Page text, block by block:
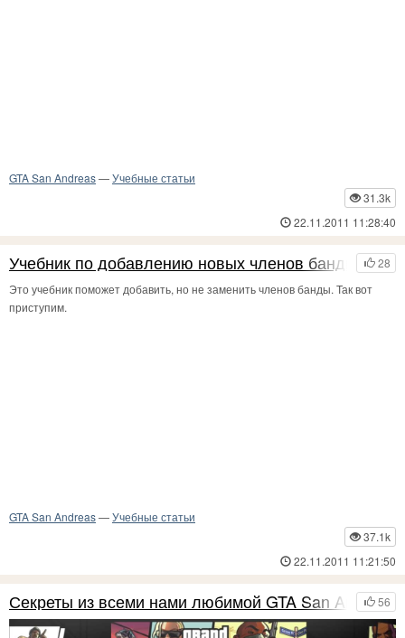
GTA San Andreas—Учебные статьи
31.3k
22.11.2011 11:28:40
28
Учебник по добавлению новых членов банды.
Это учебник поможет добавить, но не заменить членов банды. Так вот
приступим.
GTA San Andreas—Учебные статьи
37.1k
22.11.2011 11:21:50
56
Секреты из всеми нами любимой GTA San Andreas